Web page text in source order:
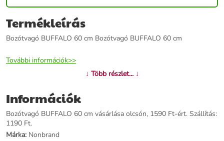
Termékleírás
Bozótvagó BUFFALO 60 cm Bozótvagó BUFFALO 60 cm
További információk>>
↓ Több részlet... ↓
Információk
Bozótvagó BUFFALO 60 cm vásárlása olcsón, 1590 Ft-ért. Szállítás:
1190 Ft.
Márka: Nonbrand